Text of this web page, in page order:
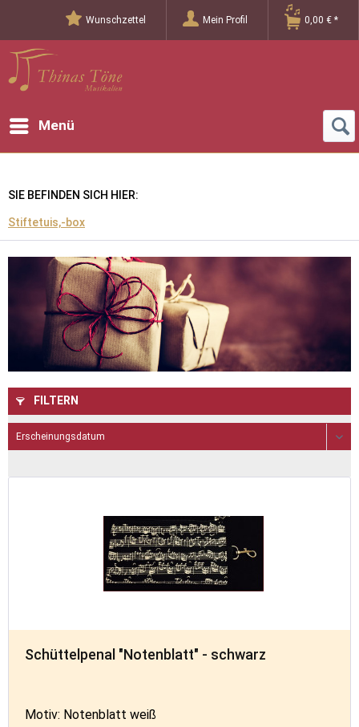
Wunschzettel Mein Profil 0,00 € *
Menü
SIE BEFINDEN SICH HIER:
Stiftetuis,-box
FILTERN
Schüttelpenal "Notenblatt" - schwarz
Motiv: Notenblatt weiß